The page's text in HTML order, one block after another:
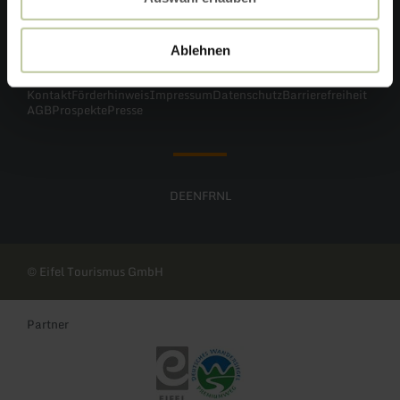
Ablehnen
KontaktFörderhinweisImpressumDatenschutzBarrierefreiheit
AGBProspektePresse
DEENFRNL
© Eifel Tourismus GmbH
Partner
Eifel Tourismus
Deutsches Wandersiegel